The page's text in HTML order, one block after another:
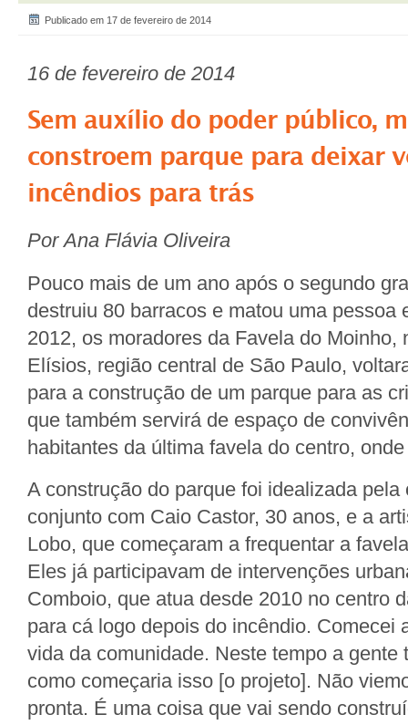
Publicado em 17 de fevereiro de 2014
16 de fevereiro de 2014
Sem auxílio do poder público,
constroem parque para deixar
incêndios para trás
Por Ana Flávia Oliveira
Pouco mais de um ano após o segundo
destruiu 80 barracos e matou uma pessoa
2012, os moradores da Favela do Moinho,
Elísios, região central de São Paulo,
para a construção de um parque para as
que também servirá de espaço de
habitantes da última favela do centro,
A construção do parque foi idealizada pela
conjunto com Caio Castor, 30 anos, e a
Lobo, que começaram a frequentar a
Eles já participavam de intervenções
Comboio, que atua desde 2010 no centro
para cá logo depois do incêndio. Comecei
vida da comunidade. Neste tempo a gente
como começaria isso [o projeto]. Não
pronta. É uma coisa que vai sendo